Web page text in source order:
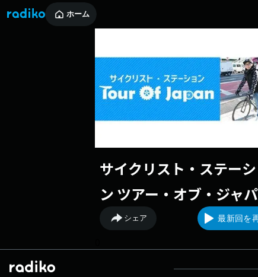
ホーム
サイクリスト・ステーシ
ン ツアー・オブ・ジャ
シェア 最新回を